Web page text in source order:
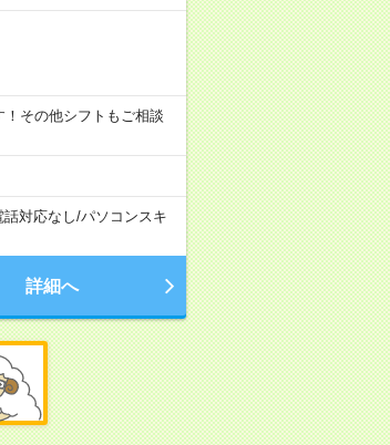
その他シフトもご相談
話対応なし/パソコンスキ
詳細へ